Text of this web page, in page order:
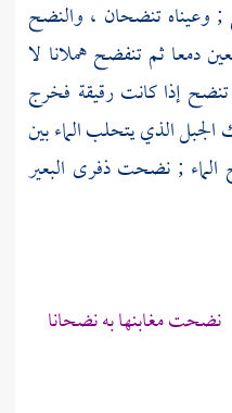
تنضحان ، والنضح
دمعا ثم تنفضح هملانا لا
إذا كانت رقيقة فخرج
الذي يتحلب الماء بين
; نضحت ذفرى البعير
مغابنها به نضحانا